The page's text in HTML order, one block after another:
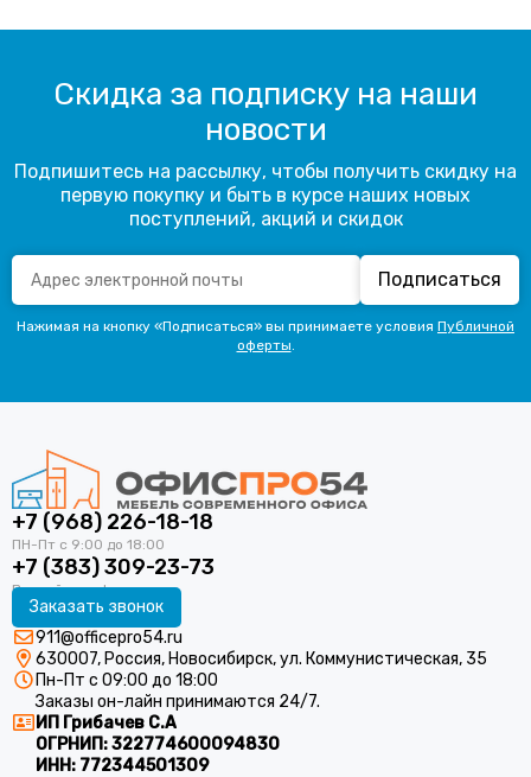
Скидка за подписку на наши
новости
Подпишитесь на рассылку, чтобы получить скидку на
первую покупку и быть в курсе наших новых
поступлений, акций и скидок
Подписаться
Нажимая на кнопку «Подписаться» вы принимаете условия Публичной
оферты.
+7 (968) 226-18-18
+7 (383) 309-23-73
Заказать звонок
911@officepro54.ru
630007, Россия, Новосибирск, ул. Коммунистическая, 35
Пн-Пт с 09:00 до 18:00
Заказы он-лайн принимаются 24/7.
ИП Грибачев С.А
ОГРНИП:322774600094830
ИНН: 772344501309